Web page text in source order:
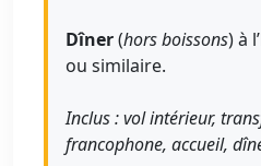
Dîner(hors boissons) à
ou similaire.
Inclus : vol intérieur,
francophone, accueil,